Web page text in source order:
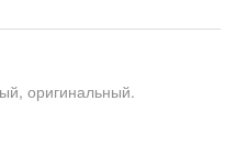
оригинальный.